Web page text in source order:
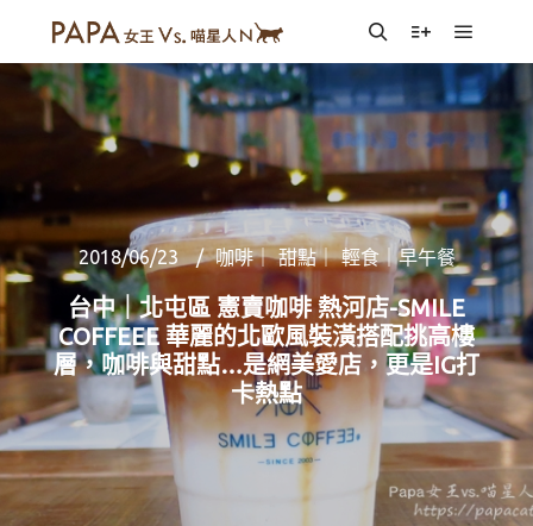
SearchMore info
Main
2018/06/23 咖啡｜ 甜點｜ 輕食｜早午餐
台中｜北屯區 憲賣咖啡 熱河店-SMILE
COFFEEE 華麗的北歐風裝潢搭配挑高樓
層，咖啡與甜點…是網美愛店，更是IG打
卡熱點